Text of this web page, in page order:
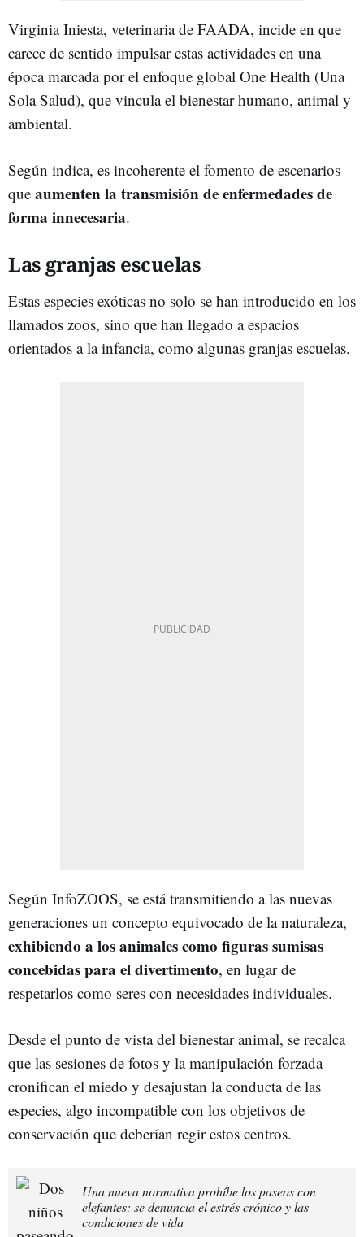
Virginia Iniesta, veterinaria de FAADA, incide en que
carece de sentido impulsar estas actividades en una
época marcada por el enfoque global One Health (Una
Sola Salud), que vincula el bienestar humano, animal y
ambiental.
Según indica, es incoherente el fomento de escenarios
que aumenten la transmisión de enfermedades de
forma innecesaria.
Las granjas escuelas
Estas especies exóticas no solo se han introducido en los
llamados zoos, sino que han llegado a espacios
orientados a la infancia, como algunas granjas escuelas.
Según InfoZOOS, se está transmitiendo a las nuevas
generaciones un concepto equivocado de la naturaleza,
exhibiendo a los animales como figuras sumisas
concebidas para el divertimento, en lugar de
respetarlos como seres con necesidades individuales.
Desde el punto de vista del bienestar animal, se recalca
que las sesiones de fotos y la manipulación forzada
cronifican el miedo y desajustan la conducta de las
especies, algo incompatible con los objetivos de
conservación que deberían regir estos centros.
Una nueva normativa prohíbe los paseos con
elefantes: se denuncia el estrés crónico y las
condiciones de vida